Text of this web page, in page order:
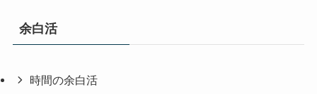
余白活
時間の余白活